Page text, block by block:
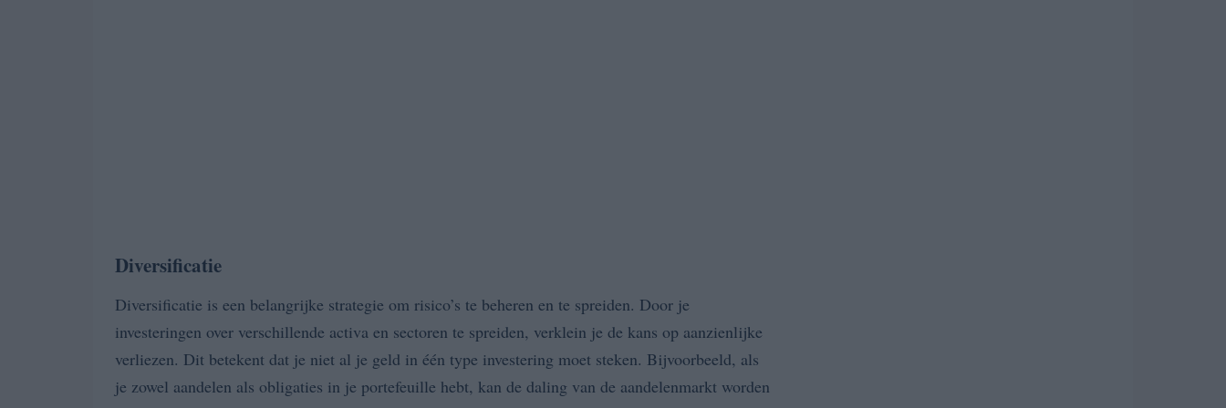
Diversificatie
Diversificatie is een belangrijke strategie om risico’s te beheren en te spreiden. Door je
investeringen over verschillende activa en sectoren te spreiden, verklein je de kans op aanzienlijke
verliezen. Dit betekent dat je niet al je geld in één type investering moet steken. Bijvoorbeeld, als
je zowel aandelen als obligaties in je portefeuille hebt, kan de daling van de aandelenmarkt worden